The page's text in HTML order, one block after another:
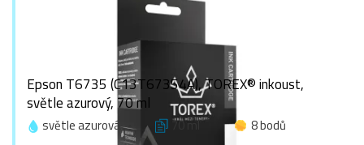
Epson T6735 (C13T67354A), TOREX® inkoust,
světle azurový, 70 ml
světle azurová 70 ml
8 bodů